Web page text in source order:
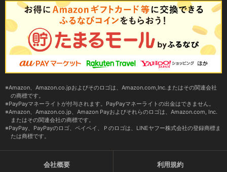
Amazon、Amazon.co.jpおよびそのロゴは、Amazon.com,Inc.またはその関連会社
の商標です。
PayPayマネーライトが付与されます。PayPayマネーライトの出金はできません。
Amazon、Amazon.co.jp、Amazon Payおよびそれらのロゴは、Amazon.com, Inc.
またはその関連会社の商標です。
PayPay、PayPayのロゴ、ペイペイ、Ｐのロゴは、LINEヤフー株式会社の登録商標ま
たは商標です。
会社概要 利用規約